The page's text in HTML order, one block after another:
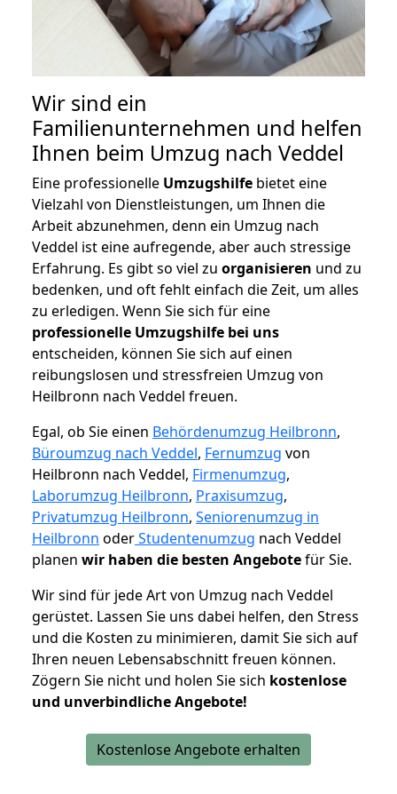
Wir sind ein
Familienunternehmen und helfen
Ihnen beim Umzug nach Veddel
Eine professionelle Umzugshilfe bietet eine
Vielzahl von Dienstleistungen, um Ihnen die
Arbeit abzunehmen, denn ein Umzug nach
Veddel ist eine aufregende, aber auch stressige
Erfahrung. Es gibt so viel zu organisieren und zu
bedenken, und oft fehlt einfach die Zeit, um alles
zu erledigen. Wenn Sie sich für eine
professionelle Umzugshilfe bei uns
entscheiden, können Sie sich auf einen
reibungslosen und stressfreien Umzug von
Heilbronn nach Veddel freuen.
Egal, ob Sie einen Behördenumzug Heilbronn,
Büroumzug nach Veddel, Fernumzug von
Heilbronn nach Veddel, Firmenumzug,
Laborumzug Heilbronn, Praxisumzug,
Privatumzug Heilbronn, Seniorenumzug in
Heilbronn oderStudentenumzug nach Veddel
planen wir haben die besten Angebotefür Sie.
Wir sind für jede Art von Umzug nach Veddel
gerüstet. Lassen Sie uns dabei helfen, den Stress
und die Kosten zu minimieren, damit Sie sich auf
Ihren neuen Lebensabschnitt freuen können.
Zögern Sie nicht und holen Sie sich kostenlose
und unverbindliche Angebote!
Kostenlose Angebote erhalten